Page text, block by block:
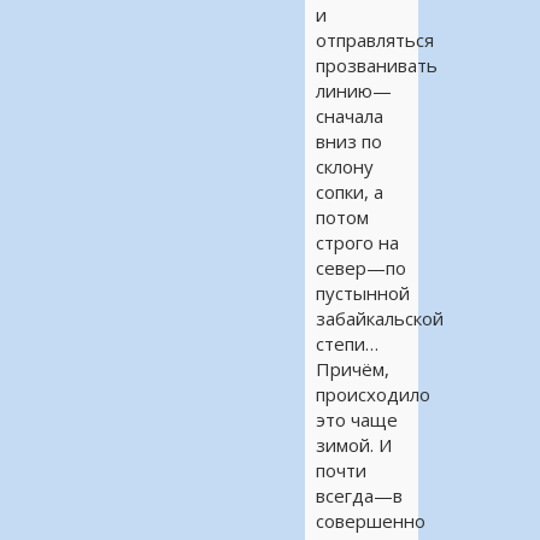
и
отправляться
прозванивать
линию—
сначала
вниз по
склону
сопки, а
потом
строго на
север—по
пустынной
забайкальской
степи…
Причём,
происходило
это чаще
зимой. И
почти
всегда—в
совершенно